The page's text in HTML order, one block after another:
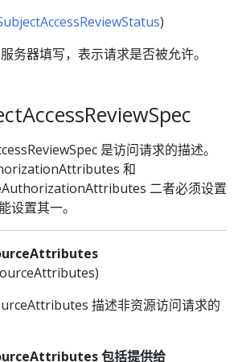
)
务器填写，表示请求是否被允许。
是访问请求的描述。
和
二者必须设置
设置其一。
描述非资源访问请求的
包括提供给